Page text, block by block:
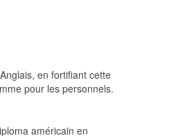
en fortifiant cette
pour les personnels.
américain en